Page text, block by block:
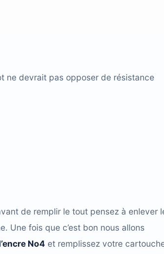
ne devrait pas opposer de résistance
de remplir le tout pensez à enlever
Une fois que c’est bon nous allons
No4 et remplissez votre